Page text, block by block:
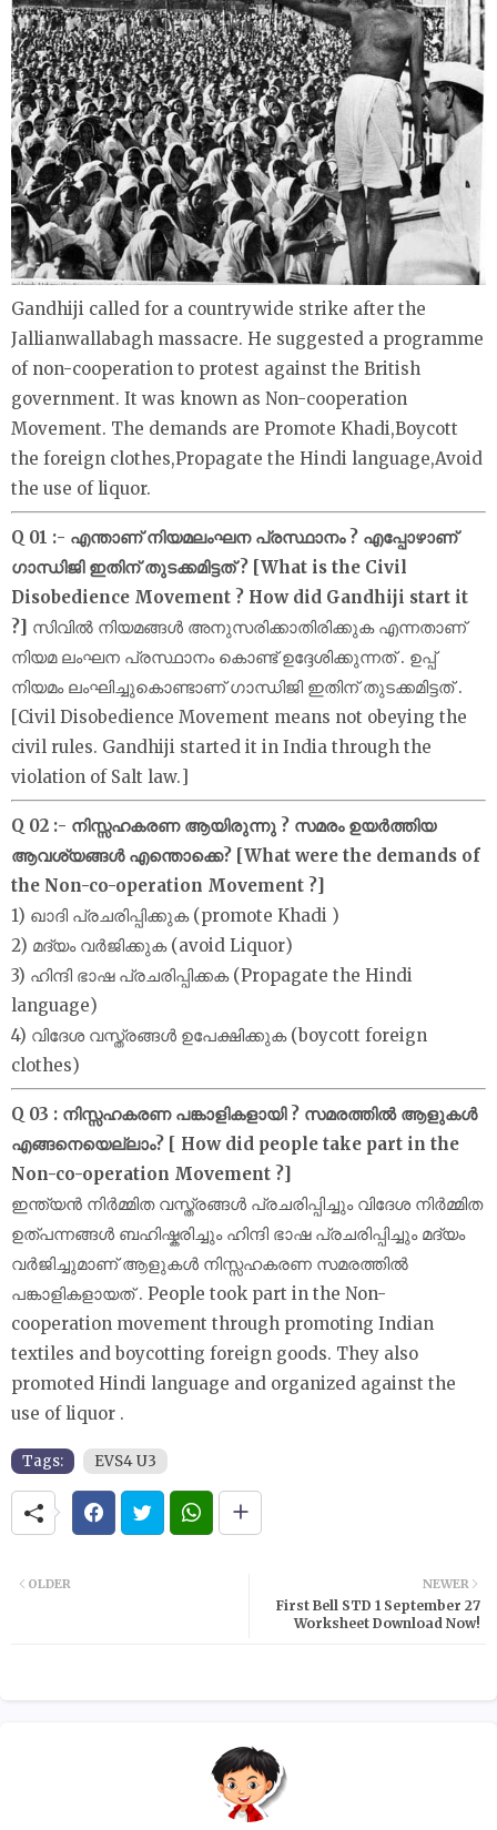
Gandhiji called for a countrywide strike after the
Jallianwallabagh massacre. He suggested a programme
of non-cooperation to protest against the British
government. It was known as Non-cooperation
Movement. The demands are Promote Khadi,Boycott
the foreign clothes,Propagate the Hindi language,Avoid
the use of liquor.
Q 01 :- എന്താണ് നിയമലംഘന പ്രസ്ഥാനം ? എപ്പോഴാണ്
ഗാന്ധിജി ഇതിന് തുടക്കമിട്ടത് ? [What is the Civil
Disobedience Movement ? How did Gandhiji start it
?] സിവിൽ നിയമങ്ങൾ അനുസരിക്കാതിരിക്കുക എന്നതാണ്
നിയമ ലംഘന പ്രസ്ഥാനം കൊണ്ട് ഉദ്ദേശിക്കുന്നത് . ഉപ്പ്
നിയമം ലംഘിച്ചുകൊണ്ടാണ് ഗാന്ധിജി ഇതിന് തുടക്കമിട്ടത് .
[Civil Disobedience Movement means not obeying the
civil rules. Gandhiji started it in India through the
violation of Salt law.]
Q 02 :- നിസ്സഹകരണ ആയിരുന്നു ? സമരം ഉയർത്തിയ
ആവശ്യങ്ങൾ എന്തൊക്കെ? [What were the demands of
the Non-co-operation Movement ?]
1) ഖാദി പ്രചരിപ്പിക്കുക (promote Khadi )
2) മദ്യം വർജിക്കുക (avoid Liquor)
3) ഹിന്ദി ഭാഷ പ്രചരിപ്പിക്കക (Propagate the Hindi
language)
4) വിദേശ വസ്ത്രങ്ങൾ ഉപേക്ഷിക്കുക (boycott foreign
clothes)
Q 03 : നിസ്സഹകരണ പങ്കാളികളായി ? സമരത്തിൽ ആളുകൾ
എങ്ങനെയെല്ലാം? [ How did people take part in the
Non-co-operation Movement ?]
ഇന്ത്യൻ നിർമ്മിത വസ്ത്രങ്ങൾ പ്രചരിപ്പിച്ചും വിദേശ നിർമ്മിത
ഉത്പന്നങ്ങൾ ബഹിഷ്കരിച്ചും ഹിന്ദി ഭാഷ പ്രചരിപ്പിച്ചും മദ്യം
വർജിച്ചുമാണ് ആളുകൾ നിസ്സഹകരണ സമരത്തിൽ
പങ്കാളികളായത് . People took part in the Non-
cooperation movement through promoting Indian
textiles and boycotting foreign goods. They also
promoted Hindi language and organized against the
use of liquor .
Tags: EVS4 U3
NEWER
First Bell STD 1 September 27
Worksheet Download Now!
OLDER